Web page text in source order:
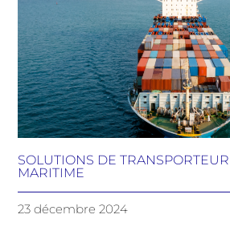
SOLUTIONS DE
MARITIME
23 décembre 2024